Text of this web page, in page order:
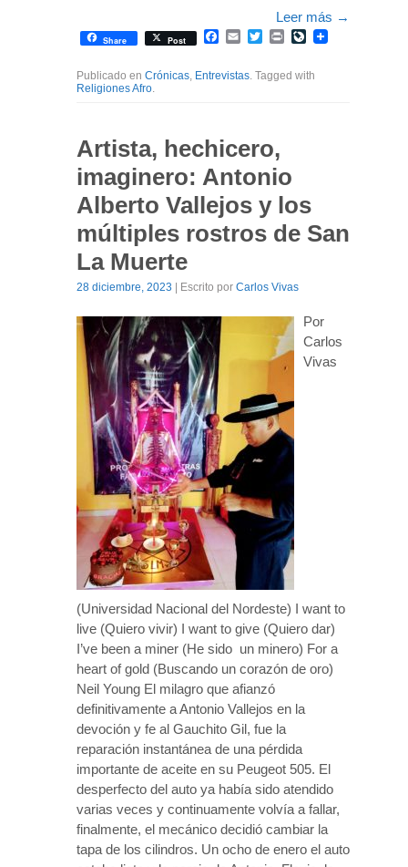
Leer más →
Share Post Facebook
EmailTwitterPrintLiveJournal
Publicado en Crónicas Entrevistas . Tagged with
Religiones Afro
Artista, hechicero,
imaginero: Antonio
Alberto Vallejos y los
múltiples rostros de San
La Muerte
28 diciembre, 2023 | Escrito por Carlos Vivas
Por
Carlos
Vivas
(Universidad Nacional del Nordeste) I want to
live (Quiero vivir) I want to give (Quiero dar)
I’ve been a miner (He sido un minero) For a
heart of gold (Buscando un corazón de oro)
Neil Young El milagro que afianzó
definitivamente a Antonio Vallejos en la
devoción y fe al Gauchito Gil, fue la
reparación instantánea de una pérdida
importante de aceite en su Peugeot 505. El
desperfecto del auto ya había sido atendido
varias veces y continuamente volvía a fallar,
finalmente, el mecánico decidió cambiar la
tapa de los cilindros. Un ocho de enero el auto